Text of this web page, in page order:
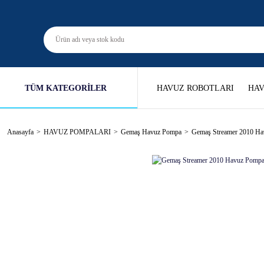
TÜM KATEGORİLER HAVUZ ROBOTLARI
Anasayfa HAVUZ POMPALARI Gemaş Havuz Pompa Gemaş Streamer 2010